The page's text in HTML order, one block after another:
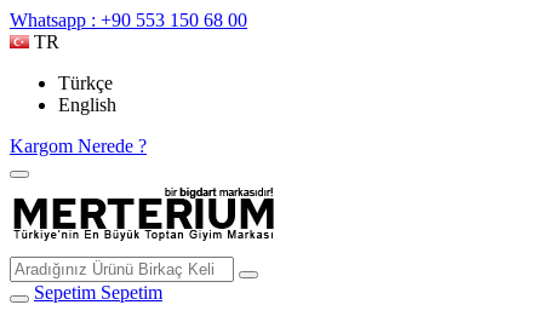
Whatsapp : +90 553 150 68 00
TR
Türkçe
English
Kargom Nerede ?
Sepetim Sepetim